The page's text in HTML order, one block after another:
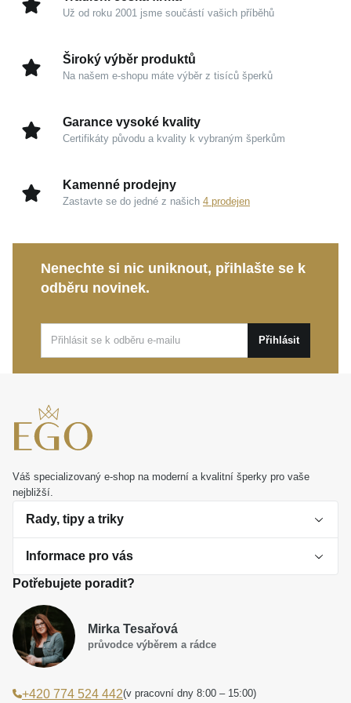
Kouzlo v detailech
čistoty, která šperku propůjčuje hedvábně jemné
před vnějšími vlivy, zachovává jeho trvalý lesk a
Brilantní třpyt zirkonu:
syntetický zirkon nádherně láme světlo a přitahuje
i jako elegantní doplněk pro výjimečné události.
Darujte sobě nebo svým blízkým šperk, který ponese
Už od roku 2001 jsme součástí vašich příběhů
Široký výběr produktů
Na našem e-shopu máte výběr z tisíců šperků
Garance vysoké kvality
Certifikáty původu a kvality k vybraným šperkům
Kamenné prodejny
Zastavte se do jedné z našich 4 prodejen
Nenechte si nic uniknout, přihlašte se k
odběru novinek.
Přihlásit
Váš specializovaný e-shop na moderní a kvalitní šperky pro vaše
nejbližší.
Rady, tipy a triky
O perlách
Jak vybrat perlový šperk
Dárková inspirace
Smaltované a korálkové šperky jako trend
Laboratorní diamanty jsou budoucnost
Informace pro vás
Obchodní podmínky
Reklamační řád
Poučení o právu na odstoupení od smlouvy
Potřebujete poradit?
Mirka Tesařová
průvodce výběrem a rádce
+420 774 524 442(v pracovní dny 8:00 – 15:00)